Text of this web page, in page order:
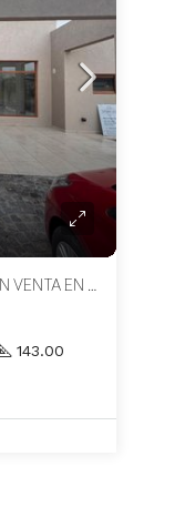
HERMOSA CASA A ESTRENAR EN VENTA EN BARRIO SAN FELIPE
143.00